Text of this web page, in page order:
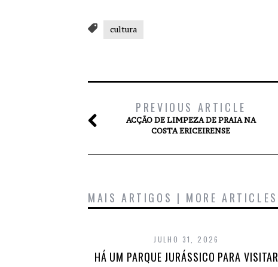
cultura
PREVIOUS ARTICLE
ACÇÃO DE LIMPEZA DE PRAIA NA
COSTA ERICEIRENSE
MAIS ARTIGOS | MORE ARTICLES
JULHO 31, 2026
HÁ UM PARQUE JURÁSSICO PARA VISITAR